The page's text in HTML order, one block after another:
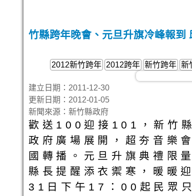
竹縣跨年晚會、元旦升旗冷峰報到
2012新竹跨年 2012跨年 新竹跨年 新
建立日期：2011-12-30
更新日期：2012-01-05
新聞來源：新竹縣政府
歡送100迎接101，新竹
政府廣場展開，超夯音樂
國轉播。元旦升旗典禮限
縣長提醒添衣禦寒，暖暖
31日下午17：00起民眾